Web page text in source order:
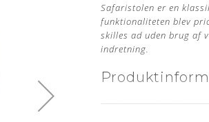
Safaristolen er en
funktionaliteten blev
skilles ad uden brug af
indretning.
Producent: Carl